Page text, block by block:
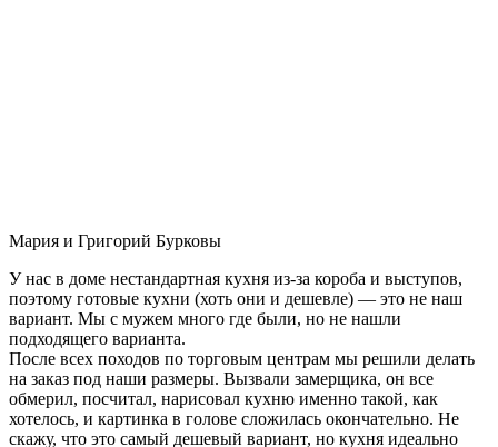
Мария и Григорий Бурковы
У нас в доме нестандартная кухня из-за короба и выступов,
поэтому готовые кухни (хоть они и дешевле) — это не наш
вариант. Мы с мужем много где были, но не нашли
подходящего варианта.
После всех походов по торговым центрам мы решили делать
на заказ под наши размеры. Вызвали замерщика, он все
обмерил, посчитал, нарисовал кухню именно такой, как
хотелось, и картинка в голове сложилась окончательно. Не
скажу, что это самый дешевый вариант, но кухня идеально